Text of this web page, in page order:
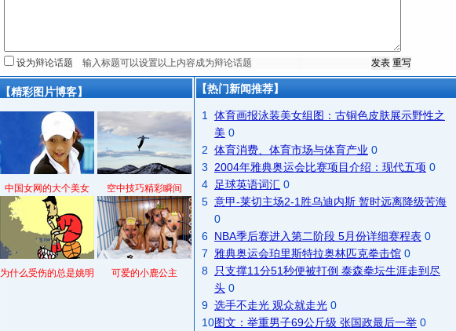
设为辩论话题
【精彩图片博客】
中国女网的大个美女 空中技巧精彩瞬间
为什么受伤的总是姚明 可爱的小鹿公主
【热门新闻推荐】
1
体育画报泳装美女组图：古铜色皮肤展示野性之
美 0
2 体育消费、体育市场与体育产业 0
3
2004年雅典奥运会比赛项目介绍：现代五项 0
4
足球英语词汇 0
5 意甲-莱切主场2-1胜乌迪内斯 暂时远离降级苦海
0
6 NBA季后赛进入第二阶段 5月份详细赛程表 0
7
雅典奥运会珀里斯特拉奥林匹克拳击馆 0
8
只支撑11分51秒便被打倒 泰森拳坛生涯走到尽
头 0
9 选手不走光 观众就走光 0
10图文：举重男子69公斤级 张国政最后一举 0